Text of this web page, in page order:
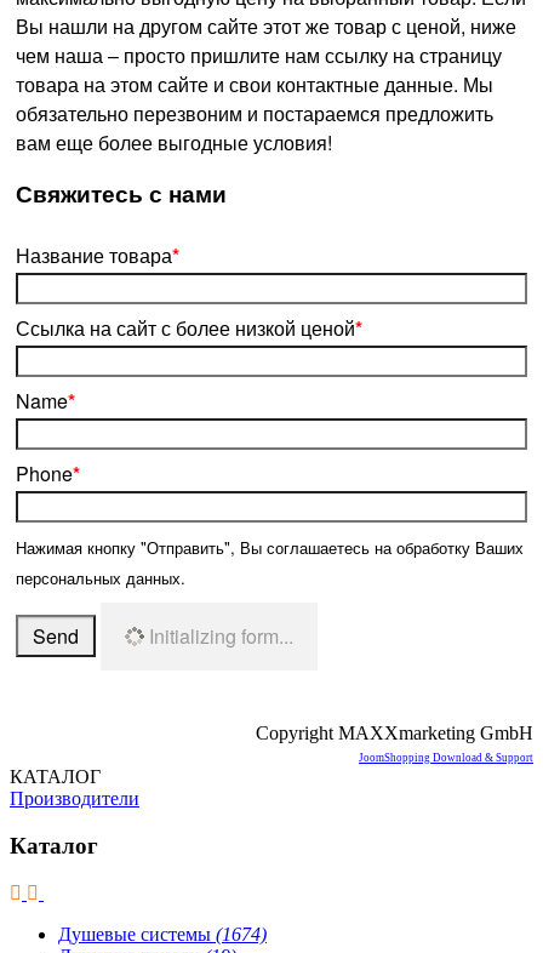
Вы нашли на другом сайте этот же товар с ценой, ниже
чем наша – просто пришлите нам ссылку на страницу
товара на этом сайте и свои контактные данные. Мы
обязательно перезвоним и постараемся предложить
вам еще более выгодные условия!
­Свяжитесь с нами
Название товара*
Ссылка на сайт с более низкой ценой*
Name*
Phone*
Нажимая кнопку "Отправить", Вы соглашаетесь на обработку Ваших
персональных данных.
Send Initializing form...
Copyright MAXXmarketing GmbH
JoomShopping Download & Support
КАТАЛОГ
Производители
Каталог
Душевые системы (1674)